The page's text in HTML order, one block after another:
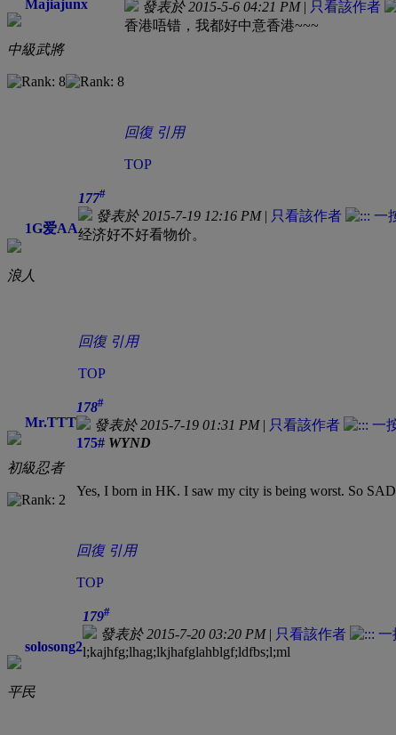
Majiajunx
中級武將
發表於 2015-5-6 04:21 PM| 只看該作者
香港唔错，我都好中意香港~~~
回復 引用
TOP
1G爱AA
浪人
177#
發表於 2015-7-19 12:16 PM| 只看該作者
经济好不好看物价。
回復 引用
TOP
Mr.TTT
初級忍者
178#
發表於 2015-7-19 01:31 PM| 只看該作者
175# WYND
Yes, I born in HK. I saw my city is being worst. So SAD
回復 引用
TOP
solosong2
平民
179#
發表於 2015-7-20 03:20 PM| 只看該作者
l;kajhfg;lhag;lkjhafglahblgf;ldfbs;l;ml